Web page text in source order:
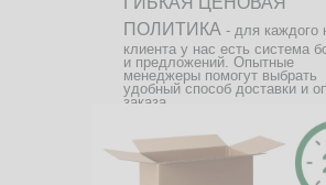
ПОЛИТИКА - для каждого
клиента у нас есть система
и предложений. Опытные
менеджеры помогут выбрать
удобный способ доставки и
заказа.